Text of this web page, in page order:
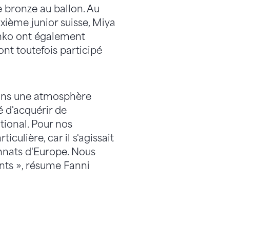
au ballon. Au
junior suisse, Miya
ont également
toutefois participé
une atmosphère
d'acquérir de
Pour nos
car il s'agissait
d'Europe. Nous
», résume Fanni